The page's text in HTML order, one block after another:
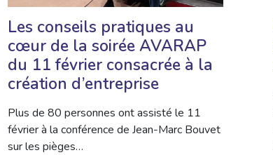
Les conseils pratiques au
cœur de la soirée AVARAP
du 11 février consacrée à la
création d’entreprise
Plus de 80 personnes ont assisté le 11
février à la conférence de Jean-Marc Bouvet
sur les pièges…